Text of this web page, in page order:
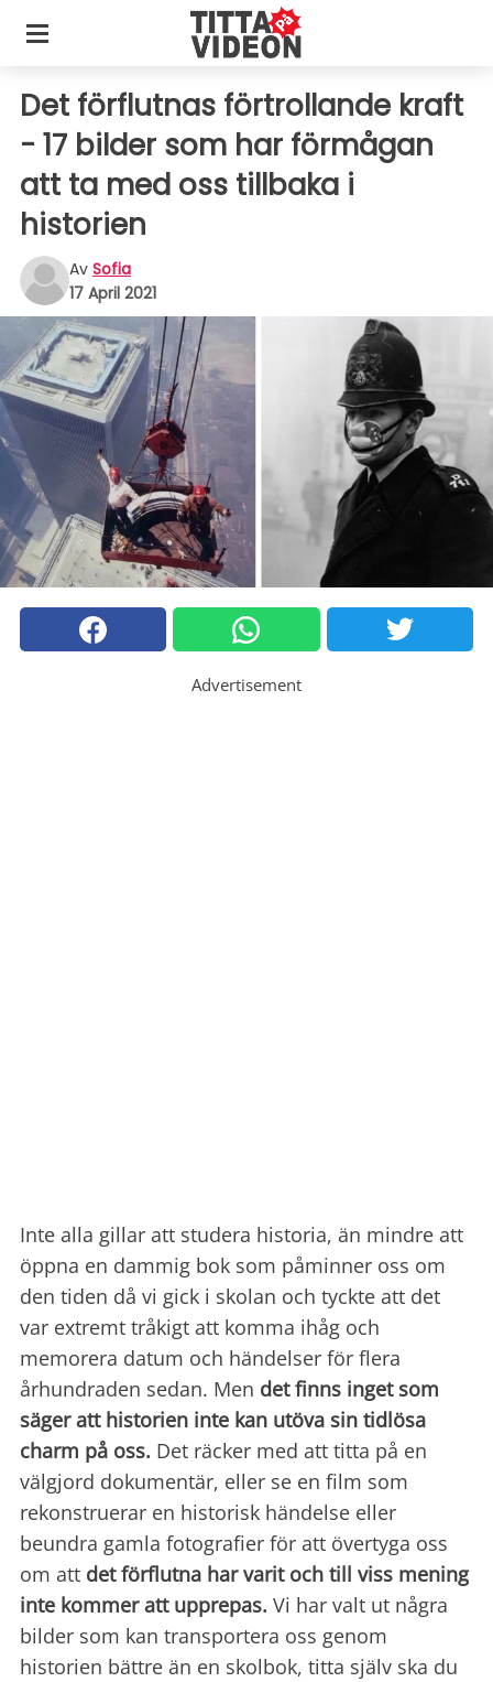
Det förflutnas förtrollande kraft
- 17 bilder som har förmågan
att ta med oss tillbaka i
historien
Av Sofia
17 April 2021
Advertisement
Inte alla gillar att studera historia, än mindre att
öppna en dammig bok som påminner oss om
den tiden då vi gick i skolan och tyckte att det
var extremt tråkigt att komma ihåg och
memorera datum och händelser för flera
århundraden sedan. Men det finns inget som
säger att historien inte kan utöva sin tidlösa
charm på oss. Det räcker med att titta på en
välgjord dokumentär, eller se en film som
rekonstruerar en historisk händelse eller
beundra gamla fotografier för att övertyga oss
om att det förflutna har varit och till viss mening
inte kommer att upprepas. Vi har valt ut några
bilder som kan transportera oss genom
historien bättre än en skolbok, titta själv ska du